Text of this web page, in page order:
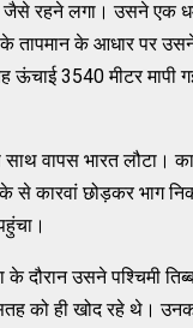
रहने लगा। उसने एक
तापमान के आधार पर
3540 मीटर मापी
वापस भारत लौटा।
से कारवां छोड़कर भाग
दौरान उसने पश्चिमी
ही खोद रहे थे। उनका